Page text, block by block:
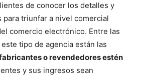
de conocer los detalles y
para triunfar a nivel comercial
comercio electrónico. Entre las
tipo de agencia están las
o revendedores estén
y sus ingresos sean